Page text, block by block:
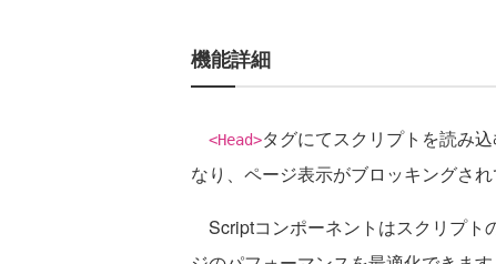
機能詳細
<Head>タグにてスクリプトを読み
なり、ページ表示がブロッキングさ
Scriptコンポーネントはスクリプト